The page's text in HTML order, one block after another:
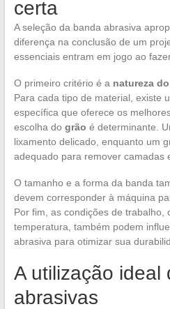
certa
A seleção da banda abrasiva
diferença na conclusão de um
essenciais entram em jogo ao
O primeiro critério é a natureza
Para cada tipo de material, existe
específica que oferece os
escolha do grão é determinante.
lixamento delicado, enquanto um
adequado para remover camadas
O tamanho e a forma da banda
devem corresponder à máquina
Por fim, as condições de trabalho,
temperatura, também podem
abrasiva para otimizar sua
A utilização ideal
abrasivas